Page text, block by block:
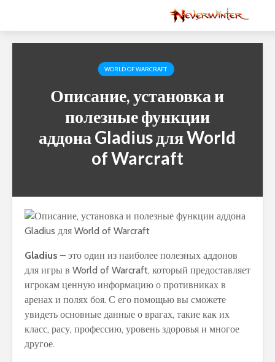
WORLD OF WARCRAFT
Описание, установка и
полезные функции
аддона Gladius для World
of Warcraft
Gladius – это один из наиболее полезных аддонов
для игры в World of Warcraft, который предоставляет
игрокам ценную информацию о противниках в
аренах и полях боя. С его помощью вы сможете
увидеть основные данные о врагах, такие как их
класс, расу, профессию, уровень здоровья и многое
другое.